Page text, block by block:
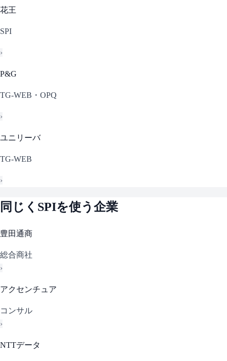
花王
SPI
›
P&G
TG-WEB・OPQ
›
ユニリーバ
TG-WEB
›
同じく SPIを使う企業
豊田通商
総合商社
›
アクセンチュア
コンサル
›
NTTデータ